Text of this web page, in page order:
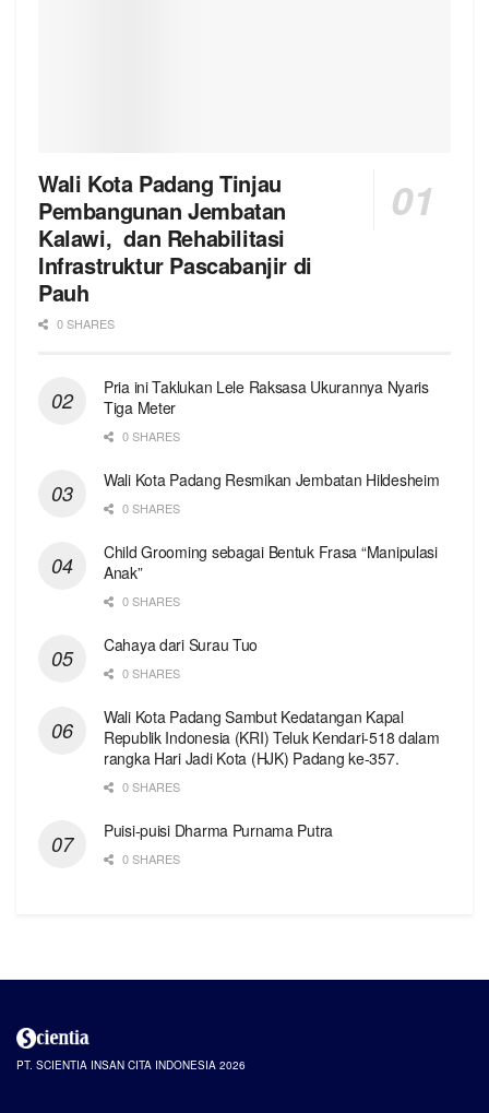
Wali Kota Padang Tinjau
Pembangunan Jembatan
Kalawi, dan Rehabilitasi
Infrastruktur Pascabanjir di
Pauh
0 SHARES
Pria ini Taklukan Lele Raksasa Ukurannya Nyaris
Tiga Meter
0 SHARES
Wali Kota Padang Resmikan Jembatan Hildesheim
0 SHARES
Child Grooming sebagai Bentuk Frasa “Manipulasi
Anak”
0 SHARES
Cahaya dari Surau Tuo
0 SHARES
Wali Kota Padang Sambut Kedatangan Kapal
Republik Indonesia (KRI) Teluk Kendari-518 dalam
rangka Hari Jadi Kota (HJK) Padang ke-357.
0 SHARES
Puisi-puisi Dharma Purnama Putra
0 SHARES
PT. SCIENTIA INSAN CITA INDONESIA 2026